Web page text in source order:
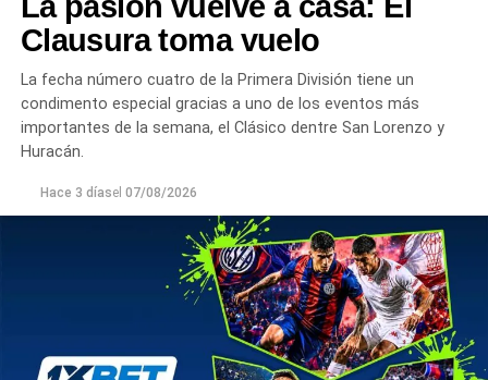
Clausura toma vuelo
La fecha número cuatro de la Primera División tiene un
condimento especial gracias a uno de los eventos más
importantes de la semana, el Clásico dentre San Lorenzo y
Huracán.
Hace 3 díasel 07/08/2026